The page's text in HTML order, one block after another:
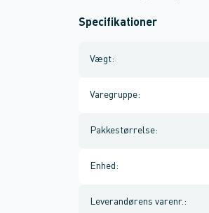
Specifikationer
Vægt:
Varegruppe:
Pakkestørrelse:
Enhed :
Leverandørens varenr. :